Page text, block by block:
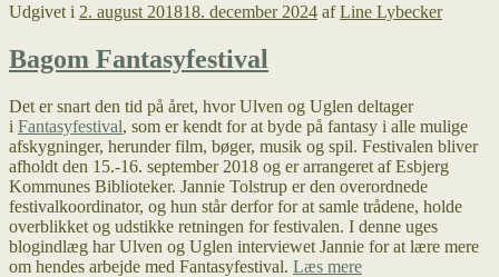
Udgivet i 2. august 201818. december 2024 afLine Lybecker
Bagom Fantasyfestival
Det er snart den tid på året, hvor Ulven og Uglen deltager
i Fantasyfestival, som er kendt for at byde på fantasy i alle mulige
afskygninger, herunder film, bøger, musik og spil. Festivalen bliver
afholdt den 15.-16. september 2018 og er arrangeret af Esbjerg
Kommunes Biblioteker. Jannie Tolstrup er den overordnede
festivalkoordinator, og hun står derfor for at samle trådene, holde
overblikket og udstikke retningen for festivalen. I denne uges
blogindlæg har Ulven og Uglen interviewet Jannie for at lære mere
om hendes arbejde med Fantasyfestival. Læs mereBagom